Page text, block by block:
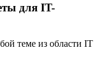
для IT-
теме из области IT